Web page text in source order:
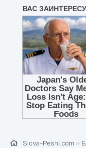
Slova-Pesni.com » Б